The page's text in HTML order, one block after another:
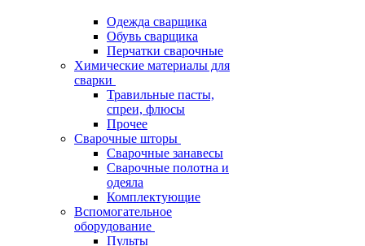
Одежда сварщика
Обувь сварщика
Перчатки сварочные
Химические материалы для
сварки
Травильные пасты,
спреи, флюсы
Прочее
Сварочные шторы
Сварочные занавесы
Сварочные полотна и
одеяла
Комплектующие
Вспомогательное
оборудование
Пульты